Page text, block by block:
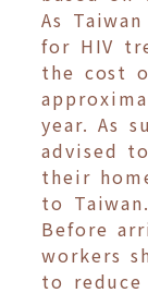
As
for HIV
the cost
year. As
advised
their
to Taiwan.
Before
workers
to